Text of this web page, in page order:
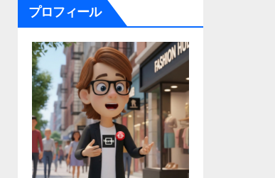
プロフィール